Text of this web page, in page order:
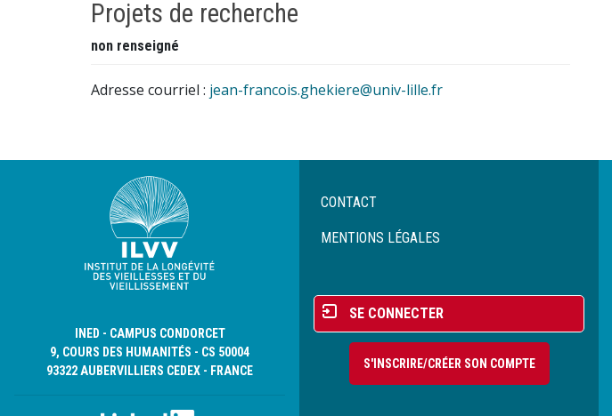
Projets de recherche
non renseigné
Adresse courriel : jean-francois.ghekiere@univ-lille.fr
INED - CAMPUS CONDORCET
9, COURS DES HUMANITÉS - CS 50004
93322 AUBERVILLIERS CEDEX - FRANCE
Menu
de
CONTACT
MENTIONS LÉGALES
Menu
du
compte
l'utilisateur
SE CONNECTER
S'INSCRIRE/CRÉER SON COMPTE